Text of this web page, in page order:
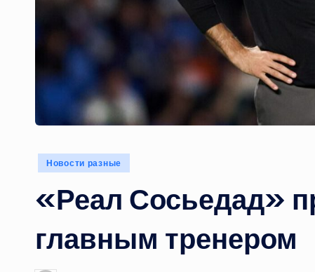
Опубликовано
Новости разные
«Реал Сосьедад»
главным тренером